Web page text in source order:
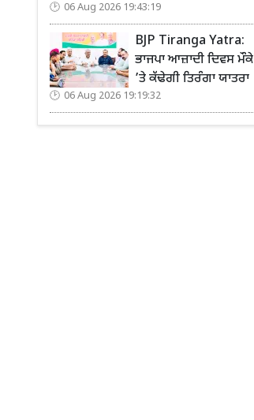
06 Aug 2026 19:43:19
BJP Tiranga Yatra:
ਭਾਜਪਾ ਆਜ਼ਾਦੀ ਦਿਵਸ ਮੌਕੇ
’ਤੇ ਕੱਢੇਗੀ ਤਿਰੰਗਾ ਯਾਤਰਾ
06 Aug 2026 19:19:32